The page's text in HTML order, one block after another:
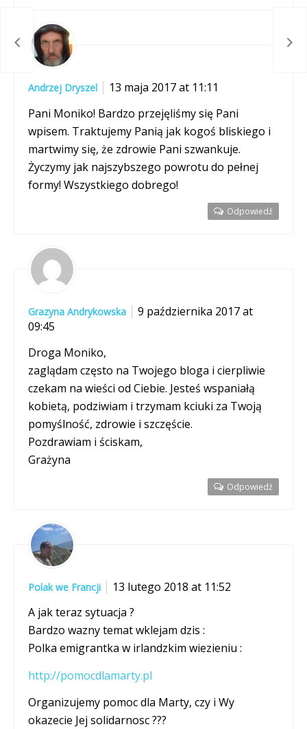
Andrzej Dryszel
13 maja 2017 at 11:11
Pani Moniko! Bardzo przejęliśmy się Pani
wpisem. Traktujemy Panią jak kogoś bliskiego i
martwimy się, że zdrowie Pani szwankuje.
Życzymy jak najszybszego powrotu do pełnej
formy! Wszystkiego dobrego!
Odpowiedź
Grazyna Andrykowska
9 października 2017 at
09:45
Droga Moniko,
zaglądam często na Twojego bloga i cierpliwie
czekam na wieści od Ciebie. Jesteś wspaniałą
kobietą, podziwiam i trzymam kciuki za Twoją
pomyślność, zdrowie i szczęście.
Pozdrawiam i ściskam,
Grażyna
Odpowiedź
Polak we Francji
13 lutego 2018 at 11:52
A jak teraz sytuacja ?
Bardzo wazny temat wklejam dzis :
Polka emigrantka w irlandzkim wiezieniu :
http://pomocdlamarty.pl
Organizujemy pomoc dla Marty, czy i Wy
okazecie Jej solidarnosc ???